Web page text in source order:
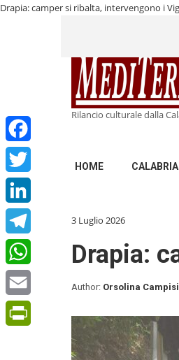
Drapia: camper si ribalta, intervengono i
Rilancio culturale dalla
HOME CALABRIA
Facebook
Twitter
LinkedIn
Telegram
WhatsApp
Email
3 Luglio 2026
Drapia:
Author: Orsolina Campisi